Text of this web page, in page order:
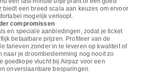
biedt een breed scala aan keuzes om ervoor
mogelijk verloopt.
compromissen
en speciale aanbiedingen, zodat je ticket
betaalbare prijzen. Profiteer van de
tarieven zonder in te leveren op kwaliteit of
naar je droombestemming nog nooit zo
goedkope vlucht bij Airpaz voor een
onverslaanbare besparingen.